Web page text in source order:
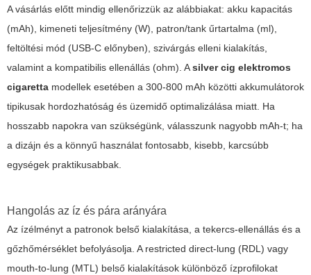
A vásárlás előtt mindig ellenőrizzük az alábbiakat: akku kapacitás
(mAh), kimeneti teljesítmény (W), patron/tank űrtartalma (ml),
feltöltési mód (USB-C előnyben), szivárgás elleni kialakítás,
valamint a kompatibilis ellenállás (ohm). Asilver cig elektromos
cigaretta modellek esetében a 300-800 mAh közötti akkumulátorok
tipikusak hordozhatóság és üzemidő optimalizálása miatt. Ha
hosszabb napokra van szükségünk, válasszunk nagyobb mAh-t; ha
a dizájn és a könnyű használat fontosabb, kisebb, karcsúbb
egységek praktikusabbak.
Hangolás az íz és pára arányára
Az ízélményt a patronok belső kialakítása, a tekercs-ellenállás és a
gőzhőmérséklet befolyásolja. Arestricted direct-lung (RDL) vagy
mouth-to-lung (MTL) belső kialakítások különböző ízprofilokat